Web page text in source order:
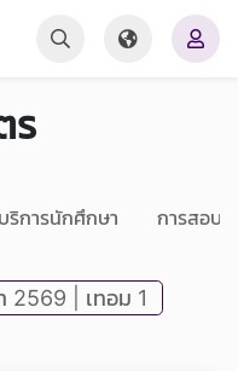
ร
บริการนักศึกษา การสอบ
2569 | เทอม 1